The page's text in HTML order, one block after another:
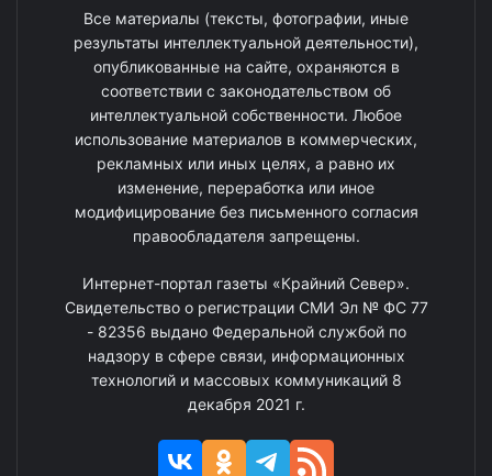
Все материалы (тексты, фотографии, иные
результаты интеллектуальной деятельности),
опубликованные на сайте, охраняются в
соответствии с законодательством об
интеллектуальной собственности. Любое
использование материалов в коммерческих,
рекламных или иных целях, а равно их
изменение, переработка или иное
модифицирование без письменного согласия
правообладателя запрещены.
Интернет-портал газеты «Крайний Север».
Свидетельство о регистрации СМИ Эл № ФС 77
- 82356 выдано Федеральной службой по
надзору в сфере связи, информационных
технологий и массовых коммуникаций 8
декабря 2021 г.